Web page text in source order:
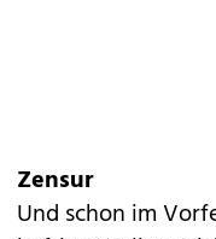
Zensur
Und schon im